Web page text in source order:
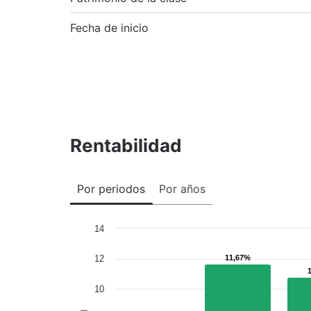
Fecha de inicio
Rentabilidad
Por periodos Por años
11,67%
11,67%
10
12
14